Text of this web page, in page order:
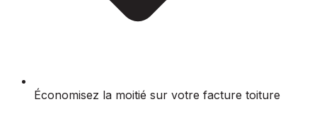
Économisez la moitié sur votre facture toiture